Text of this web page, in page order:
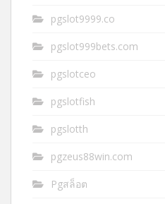
pgslot9999.co
pgslot999bets.com
pgslotceo
pgslotfish
pgslotth
pgzeus88win.com
Pgสล็อต